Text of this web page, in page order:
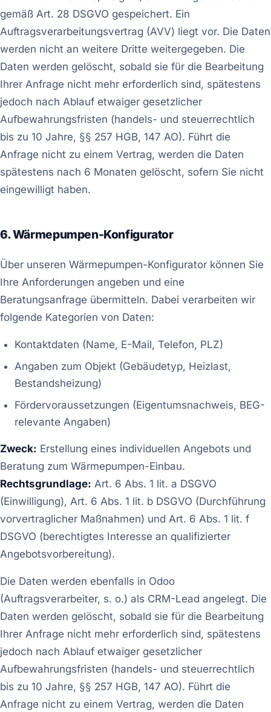
gemäß Art. 28 DSGVO gespeichert. Ein
Auftragsverarbeitungsvertrag (AVV) liegt vor. Die Daten
werden nicht an weitere Dritte weitergegeben. Die
Daten werden gelöscht, sobald sie für die Bearbeitung
Ihrer Anfrage nicht mehr erforderlich sind, spätestens
jedoch nach Ablauf etwaiger gesetzlicher
Aufbewahrungsfristen (handels- und steuerrechtlich
bis zu 10 Jahre, §§ 257 HGB, 147 AO). Führt die
Anfrage nicht zu einem Vertrag, werden die Daten
spätestens nach 6 Monaten gelöscht, sofern Sie nicht
eingewilligt haben.
6. Wärmepumpen-Konfigurator
Über unseren Wärmepumpen-Konfigurator können Sie
Ihre Anforderungen angeben und eine
Beratungsanfrage übermitteln. Dabei verarbeiten wir
folgende Kategorien von Daten:
Kontaktdaten (Name, E-Mail, Telefon, PLZ)
Angaben zum Objekt (Gebäudetyp, Heizlast,
Bestandsheizung)
Fördervoraussetzungen (Eigentumsnachweis, BEG-
relevante Angaben)
Zweck: Erstellung eines individuellen Angebots und
Beratung zum Wärmepumpen-Einbau.
Rechtsgrundlage: Art. 6 Abs. 1 lit. a DSGVO
(Einwilligung), Art. 6 Abs. 1 lit. b DSGVO (Durchführung
vorvertraglicher Maßnahmen) und Art. 6 Abs. 1 lit. f
DSGVO (berechtigtes Interesse an qualifizierter
Angebotsvorbereitung).
Die Daten werden ebenfalls in Odoo
(Auftragsverarbeiter, s. o.) als CRM-Lead angelegt. Die
Daten werden gelöscht, sobald sie für die Bearbeitung
Ihrer Anfrage nicht mehr erforderlich sind, spätestens
jedoch nach Ablauf etwaiger gesetzlicher
Aufbewahrungsfristen (handels- und steuerrechtlich
bis zu 10 Jahre, §§ 257 HGB, 147 AO). Führt die
Anfrage nicht zu einem Vertrag, werden die Daten